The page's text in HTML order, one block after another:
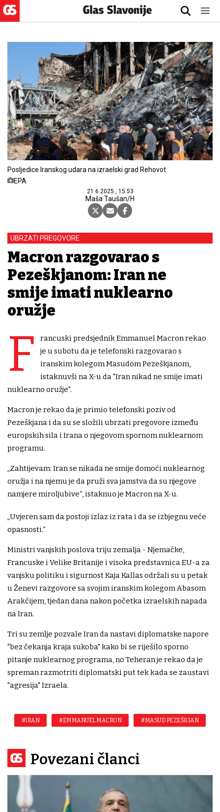
Posljedice Iranskog udara na izraelski grad Rehovot
EPA
21.6.2025., 15:53
Maša Taušan/H
UBRZATI PREGOVORE
Macron razgovarao s
Pezeškjanom: Iran ne
smije imati nuklearno
oružje
F
rancuski predsjednik Emmanuel Macron rekao
je u subotu da je telefonski razgovarao s
iranskim kolegom Masudom Pezeškjanom,
istaknuvši na X-u da "Iran nikad ne smije imati
nuklearno oružje".
Macron je rekao da je primio telefonski poziv od
Pezeškjana i da su se složili ubrzati pregovore između
europskih sila i Irana o njegovom spornom nuklearnom
programu.
„Zahtijevam: Iran se nikada ne smije domoći nuklearnog
oružja i na njemu je da pruži sva jamstva da su njegove
namjere miroljubive“, istaknuo je Macron na X-u.
„Uvjeren sam da postoji izlaz iz rata i da se izbjegnu veće
opasnosti.“
Ministri vanjskih poslova triju zemalja - Njemačke,
Francuske i Velike Britanije i visoka predstavnica EU-a za
vanjsku politiku i sigurnost Kaja Kallas održali su u petak
u Ženevi razgovore sa svojim iranskim kolegom Abasom
Arakčijem, tjedan dana nakon početka izraelskih napada
na Iran.
Tri su zemlje pozvale Iran da nastavi diplomatske napore
"bez čekanja kraja sukoba" kako bi se riješilo sporno
pitanje nuklearnog programa, no Teheran je rekao da je
spreman razmotriti diplomatski put tek kada se zaustavi
"agresija" Izraela.
#IRAN #EMMANUEL MACRON #MASUD PEZEŠKIAN
Povezani članci